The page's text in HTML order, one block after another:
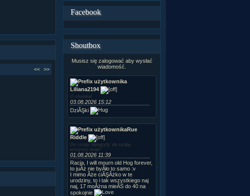
<< >>
Facebook
Shoutbox
Musisz się zalogować aby wysłać
wiadomość.
Liliana2194
O choinka!
03.08.2026 15:12
DziĂŞki
Rue
Riddle
Do szopy hipogryfy, do szopy
wszyscy wraz!
01.08.2026 11:39
Racja, I will mourn old Hog forever,
to juÂż nie byÂło to samo :v
I mimo Âże ciĂŞÂżko w te
urodziny, to i tak wszystkiego naj
naj, 17 moÂżna mieĂŚ do 40 na
spokojnie